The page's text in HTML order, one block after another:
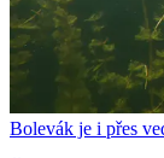
Bolevák je i přes